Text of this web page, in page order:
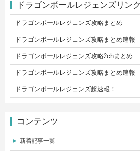
ドラゴンボールレジェンズリンク
ドラゴンボールレジェンズ攻略まとめ
ドラゴンボールレジェンズ攻略まとめ速報
ドラゴンボールレジェンズ攻略2chまとめ
ドラゴンボールレジェンズ攻略まとめ速報
ドラゴンボールレジェンズ超速報！
コンテンツ
新着記事一覧